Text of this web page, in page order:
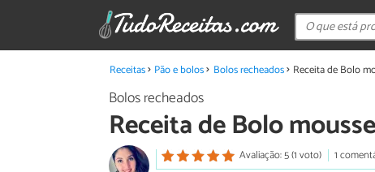
Receitas Pão e bolos Bolos recheados Receita de Bolo
Bolos recheados
Receita de Bolo
Avaliação: 5 (1 voto)
1